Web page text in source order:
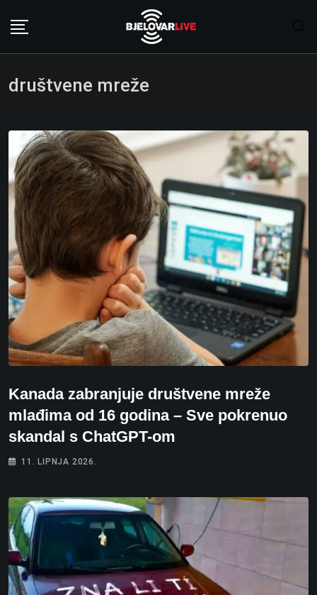
društvene mreže
Kanada zabranjuje društvene mreže
mlađima od 16 godina – Sve pokrenuo
skandal s ChatGPT-om
11. LIPNJA 2026.